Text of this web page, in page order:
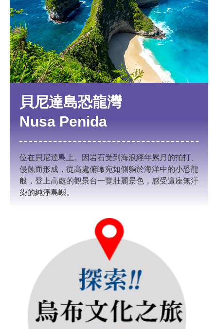
貝尼達島恐龍灣
Nusa Penida
位在貝尼達島上。因岩石受到海浪經年累月的拍打、
侵蝕而形成，從高處俯瞰宛如側躺於海洋中的小恐龍
般，登上高處的觀景台一覽壯麗景色，感受這座無汙
染的純淨島嶼。